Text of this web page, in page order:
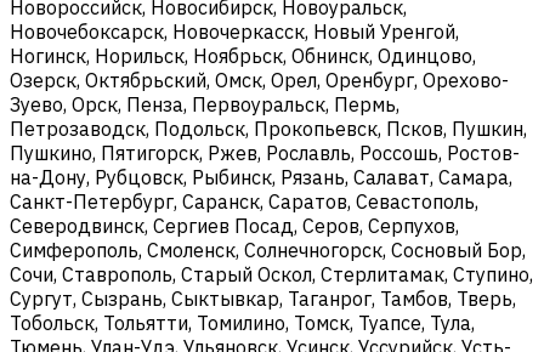
Новороссийск, Новосибирск, Новоуральск,
Новочебоксарск, Новочеркасск, Новый Уренгой,
Ногинск, Норильск, Ноябрьск, Обнинск, Одинцово,
Озерск, Октябрьский, Омск, Орел, Оренбург, Орехово-
Зуево, Орск, Пенза, Первоуральск, Пермь,
Петрозаводск, Подольск, Прокопьевск, Псков, Пушкин,
Пушкино, Пятигорск, Ржев, Рославль, Россошь, Ростов-
на-Дону, Рубцовск, Рыбинск, Рязань, Салават, Самара,
Санкт-Петербург, Саранск, Саратов, Севастополь,
Северодвинск, Сергиев Посад, Серов, Серпухов,
Симферополь, Смоленск, Солнечногорск, Сосновый Бор,
Сочи, Ставрополь, Старый Оскол, Стерлитамак, Ступино,
Сургут, Сызрань, Сыктывкар, Таганрог, Тамбов, Тверь,
Тобольск, Тольятти, Томилино, Томск, Туапсе, Тула,
Тюмень, Улан-Удэ, Ульяновск, Усинск, Уссурийск, Усть-